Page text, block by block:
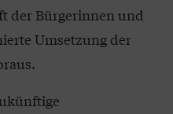
der Bürgerinnen und
Umsetzung der